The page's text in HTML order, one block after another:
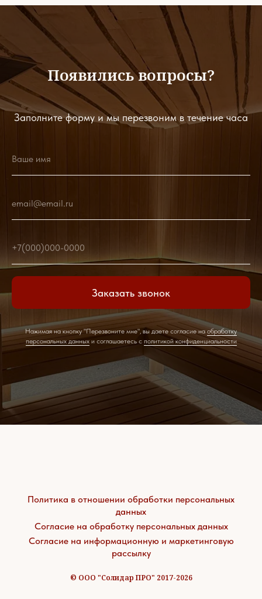
Появились вопросы?
Заполните форму и мы перезвоним в течение часа
Ваше имя
email@email.ru
+7(000)000-0000
Заказать звонок
Нажимая на кнопку "Перезвоните мне", вы даете согласие наобработку
персональных данныхи соглашаетесь c политикой конфиденциальности
Политика в отношении обработки персональных
данных
Согласие на обработку персональных данных
Согласие на информационную и маркетинговую
рассылку
© ООО "Солидар ПРО" 2017-2026